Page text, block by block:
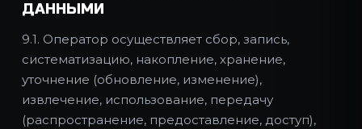
ДАННЫМИ
9.1. Оператор осуществляет сбор, запись,
систематизацию, накопление, хранение,
уточнение (обновление, изменение),
извлечение, использование, передачу
(распространение, предоставление, доступ),